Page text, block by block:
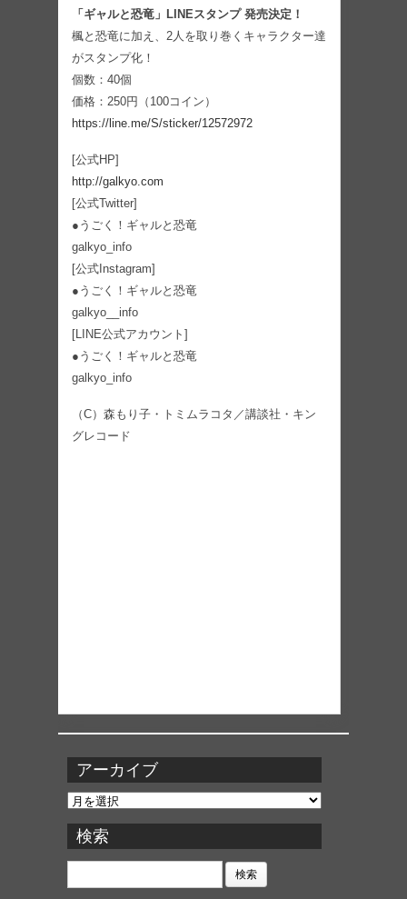
「ギャルと恐竜」LINEスタンプ 発売決定！
楓と恐竜に加え、2人を取り巻くキャラクター達
がスタンプ化！
個数：40個
価格：250円（100コイン）
https://line.me/S/sticker/12572972
[公式HP]
http://galkyo.com
[公式Twitter]
●うごく！ギャルと恐竜
galkyo_info
[公式Instagram]
●うごく！ギャルと恐竜
galkyo__info
[LINE公式アカウント]
●うごく！ギャルと恐竜
galkyo_info
（C）森もり子・トミムラコタ／講談社・キン
グレコード
アーカイブ
ア
カ
イ
ブ
検索
検